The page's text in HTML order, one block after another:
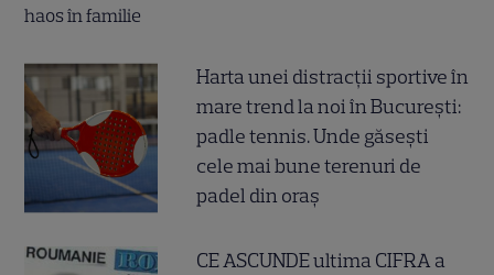
Harta unei distracții sportive în
mare trend la noi în București:
padle tennis. Unde găsești
cele mai bune terenuri de
padel din oraș
CE ASCUNDE ultima CIFRA a